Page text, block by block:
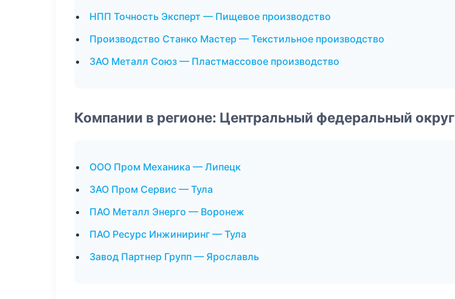
НПП Точность Эксперт — Пищевое производство
Производство Станко Мастер — Текстильное производство
ЗАО Металл Союз — Пластмассовое производство
Компании в регионе: Центральный федеральный округ
ООО Пром Механика — Липецк
ЗАО Пром Сервис — Тула
ПАО Металл Энерго — Воронеж
ПАО Ресурс Инжиниринг — Тула
Завод Партнер Групп — Ярославль